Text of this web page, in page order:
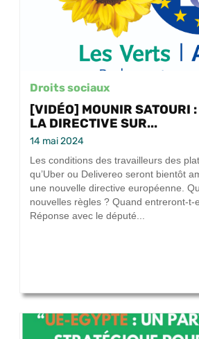
Droits sociaux
[VIDÉO] MOUNIR SATOURI
LA DIRECTIVE SUR...
14 mai 2024
Les conditions des travailleurs des
qu’Uber ou Delivereo seront bientôt
une nouvelle directive européenne.
nouvelles règles ? Quand entreront-t-
Réponse avec le député...